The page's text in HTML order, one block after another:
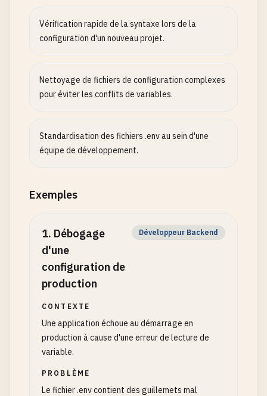
Vérification rapide de la syntaxe lors de la
configuration d'un nouveau projet.
Nettoyage de fichiers de configuration complexes
pour éviter les conflits de variables.
Standardisation des fichiers .env au sein d'une
équipe de développement.
Exemples
1. Débogage
d'une
configuration de
production
Développeur Backend
CONTEXTE
Une application échoue au démarrage en
production à cause d'une erreur de lecture de
variable.
PROBLÈME
Le fichier .env contient des guillemets mal